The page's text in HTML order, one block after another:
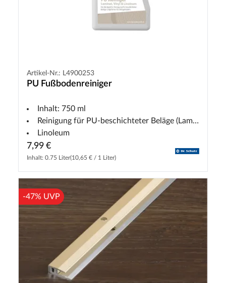
Artikel-Nr.: L4900253
PU Fußbodenreiniger
Inhalt: 750 ml
Reinigung für PU-beschichteter Beläge (Laminat
Linoleum
7,99 €
Inhalt: 0.75 Liter(10,65 € / 1 Liter)
-47% UVP